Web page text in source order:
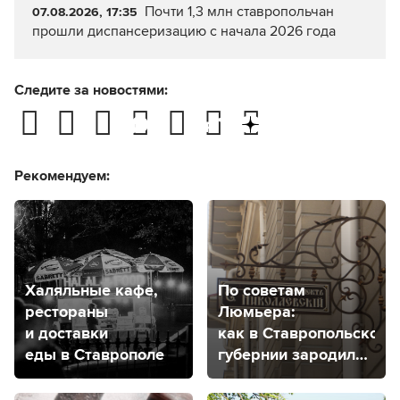
07.08.2026, 17:35 Почти 1,3 млн ставропольчан
прошли диспансеризацию с начала 2026 года
Следите за новостями:
Рекомендуем:
Халяльные кафе,
рестораны
и доставки
еды в Ставрополе
По советам
Люмьера:
как в Ставропольской
губернии зародился
кинематограф